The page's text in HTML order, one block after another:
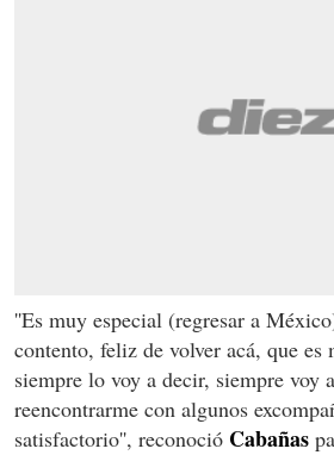
''Es muy especial (regresar a
contento, feliz de volver acá, que es
siempre lo voy a decir, siempre voy
reencontrarme con algunos
satisfactorio'', reconoció Cabañas